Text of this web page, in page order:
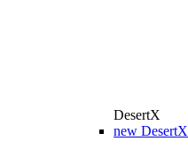
DesertX
new DesertX